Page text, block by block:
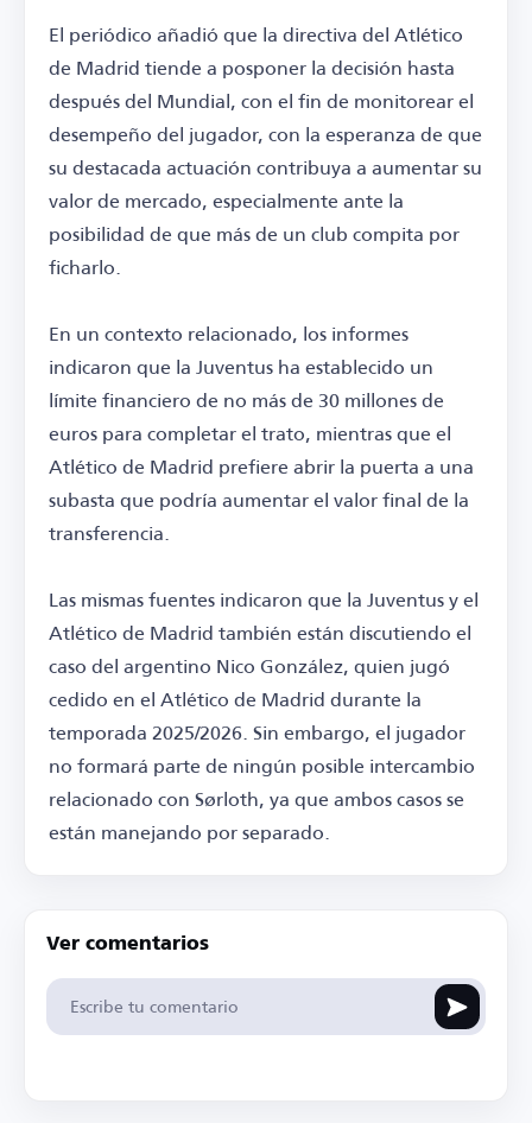
El periódico añadió que la directiva del Atlético
de Madrid tiende a posponer la decisión hasta
después del Mundial, con el fin de monitorear el
desempeño del jugador, con la esperanza de que
su destacada actuación contribuya a aumentar su
valor de mercado, especialmente ante la
posibilidad de que más de un club compita por
ficharlo.
En un contexto relacionado, los informes
indicaron que la Juventus ha establecido un
límite financiero de no más de 30 millones de
euros para completar el trato, mientras que el
Atlético de Madrid prefiere abrir la puerta a una
subasta que podría aumentar el valor final de la
transferencia.
Las mismas fuentes indicaron que la Juventus y el
Atlético de Madrid también están discutiendo el
caso del argentino Nico González, quien jugó
cedido en el Atlético de Madrid durante la
temporada 2025/2026. Sin embargo, el jugador
no formará parte de ningún posible intercambio
relacionado con Sørloth, ya que ambos casos se
están manejando por separado.
Ver comentarios